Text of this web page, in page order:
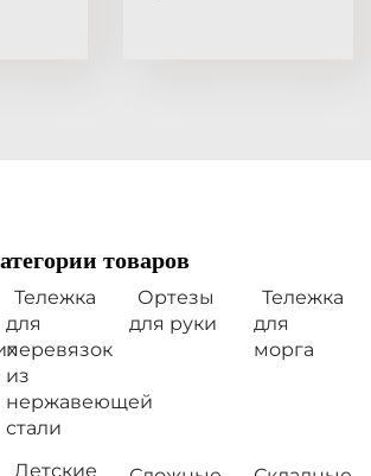
товаров
Тележка
для
перевязок
из
нержавеющей
стали
Ортезы
для руки
Тележка
для
морга
Детские